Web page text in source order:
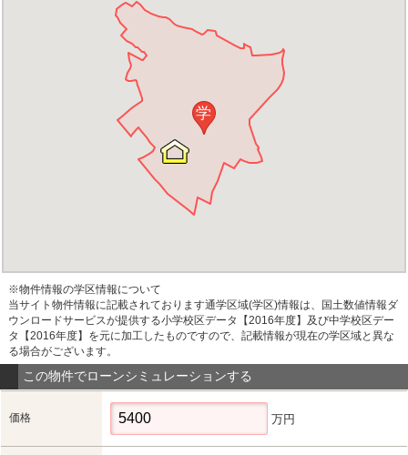
学
※物件情報の学区情報について
当サイト物件情報に記載されております通学区域(学区)情報は、国土数値情報ダ
ウンロードサービスが提供する小学校区データ【2016年度】及び中学校区デー
タ【2016年度】を元に加工したものですので、記載情報が現在の学区域と異な
る場合がございます。
この物件でローンシミュレーションする
価格 万円